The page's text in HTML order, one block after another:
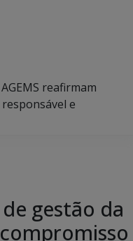
reafirmam
e
gestão da